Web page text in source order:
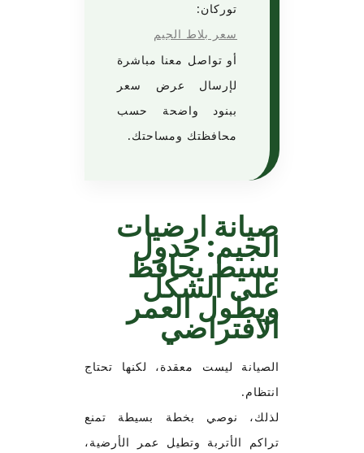
توركان:
سعر بلاط الجيم
أو تواصل معنا مباشرة
لإرسال عرض سعر
ببنود واضحة حسب
محافظتك ومساحتك.
صيانة ارضيات
الجيم: جدول
بسيط يحافظ
على الشكل
ويطول العمر
الافتراضي
الصيانة ليست معقدة، لكنها تحتاج
انتظام.
لذلك، نوصي بخطة بسيطة تمنع
تراكم الأتربة وتطيل عمر الأرضية،